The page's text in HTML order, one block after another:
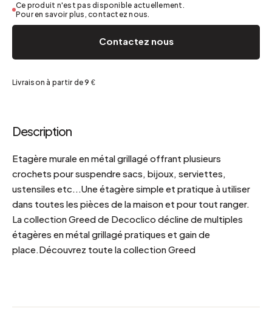
Ce produit n'est pas disponible actuellement.
Pour en savoir plus, contactez nous.
Contactez nous
Livraison à partir de 9 €
Description
Etagère murale en métal grillagé offrant plusieurs
crochets pour suspendre sacs, bijoux, serviettes,
ustensiles etc...Une étagère simple et pratique à utiliser
dans toutes les pièces de la maison et pour tout ranger.
La collection Greed de Decoclico décline de multiples
étagères en métal grillagé pratiques et gain de
place.Découvrez toute la collection Greed